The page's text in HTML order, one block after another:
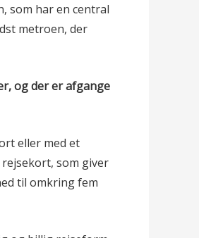
som har en central
metroen, der
og der er afgange
eller med et
rejsekort, som giver
til omkring fem